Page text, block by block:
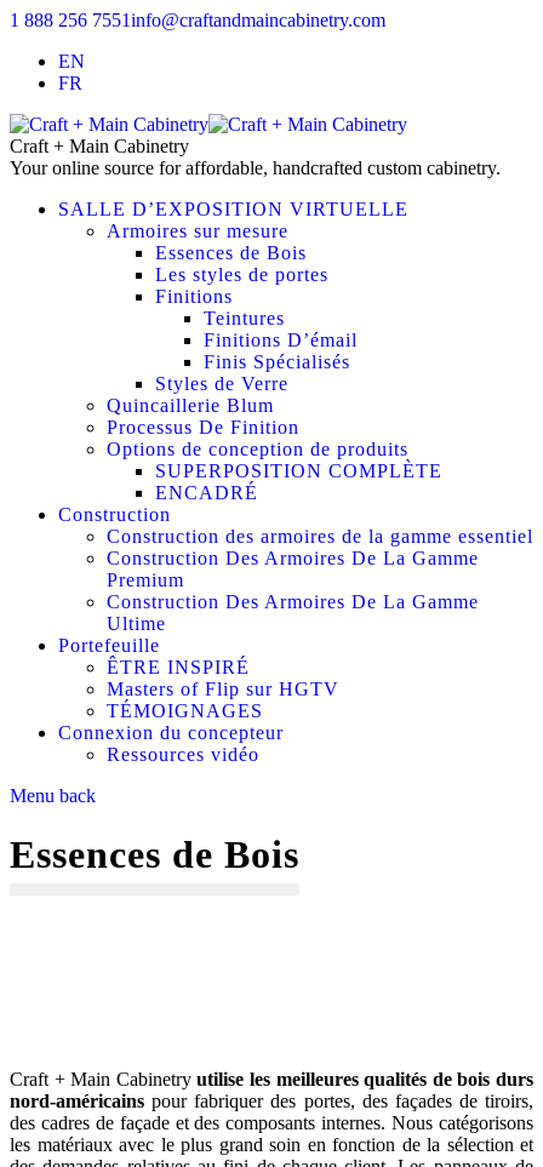
1 888 256 7551info@craftandmaincabinetry.com
EN
FR
Craft + Main Cabinetry
Your online source for affordable, handcrafted custom cabinetry.
SALLE D’EXPOSITION VIRTUELLE
Armoires sur mesure
Essences de Bois
Les styles de portes
Finitions
Teintures
Finitions D’émail
Finis Spécialisés
Styles de Verre
Quincaillerie Blum
Processus De Finition
Options de conception de produits
SUPERPOSITION COMPLÈTE
ENCADRÉ
Construction
Construction des armoires de la gamme essentiel
Construction Des Armoires De La Gamme
Premium
Construction Des Armoires De La Gamme
Ultime
Portefeuille
ÊTRE INSPIRÉ
Masters of Flip sur HGTV
TÉMOIGNAGES
Connexion du concepteur
Ressources vidéo
Menu back
Essences de Bois
Craft + Main Cabinetryutilise les meilleures qualités de bois durs
nord-américains pour fabriquer des portes, des façades de tiroirs,
des cadres de façade et des composants internes. Nous catégorisons
les matériaux avec le plus grand soin en fonction de la sélection et